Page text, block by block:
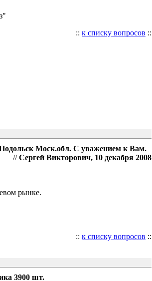
:: к списку вопросов ::
Моск.обл. С уважением к Вам.
//Сергей Викторович, 10 декабря 2008
рынке.
:: к списку вопросов ::
3900 шт.